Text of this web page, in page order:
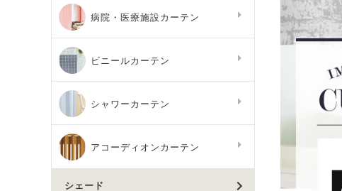
病院・医療施設カーテン
ビニールカーテン
シャワーカーテン
アコーディオンカーテン
シェード